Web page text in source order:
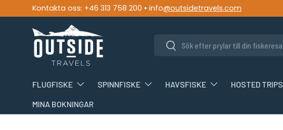
HOPPA TILL INNEHÅLLET
Kontakta oss: +46 313 758 200 • info@outsidetravels.com
Söka
Söka
FLUGFISKE SPINNFISKE HAVSFISKE HOSTED TRIPS
MINA BOKNINGAR